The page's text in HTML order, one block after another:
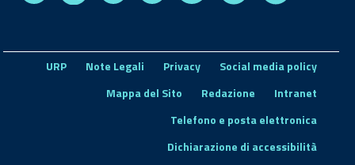
URP Note Legali Privacy
Social media policy
Mappa del Sito
Redazione
Intranet
Telefono e posta elettronica
Dichiarazione di accessibilità